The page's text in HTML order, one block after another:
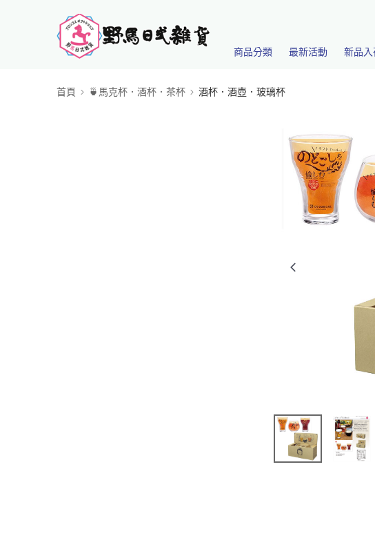
商品分類 最新活動 新品入
首頁 🍵馬克杯．酒杯．茶杯 酒杯．酒壺．玻璃杯